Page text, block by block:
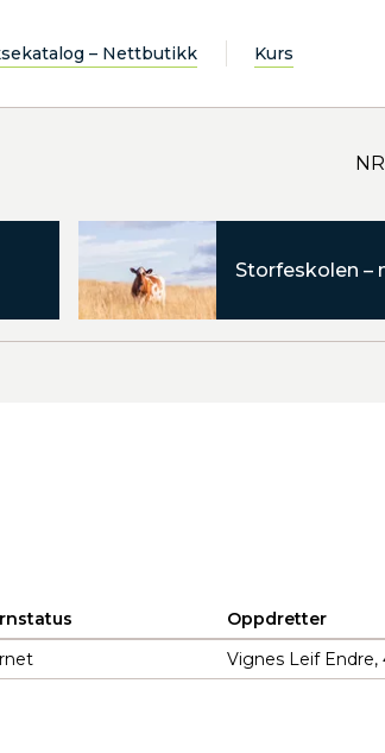
– Nettbutikk Kurs
Storfeskolen –
Oppdretter
Vignes Leif Endre,